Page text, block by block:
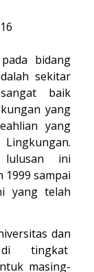
bidang
sekitar
baik
yang
yang
lulusan ini
sampai
yang telah
dan
di tingkat
masing-